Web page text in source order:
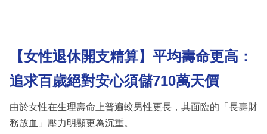
【女性退休開支精算】平均壽命更高：
追求百歲絕對安心須儲710萬天價
由於女性在生理壽命上普遍較男性更長，其面臨的「長壽財
務放血」壓力明顯更為沉重。